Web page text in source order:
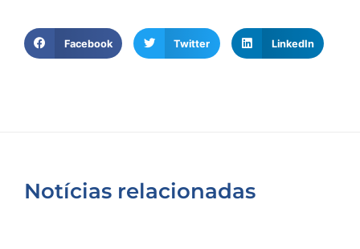
Facebook Twitter LinkedIn
Notícias relacionadas